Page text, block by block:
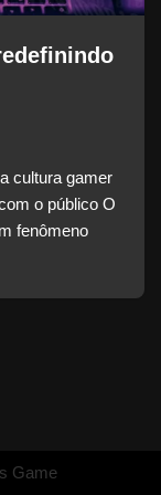
cultura gamer
o público O
fenômeno
Game